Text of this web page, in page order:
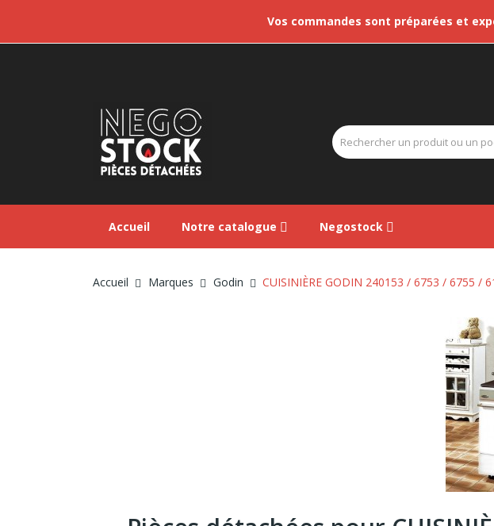
Vos commandes sont préparées et
Accueil Notre catalogue Negostock
Accueil Marques Godin CUISINIÈRE GODIN 240153 / 6753 / 6755 /